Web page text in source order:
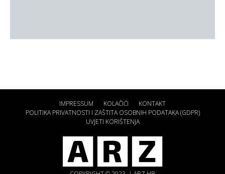
IMPRESSUM KOLAČIĆI
KONTAKT
POLITIKA PRIVATNOSTI I ZAŠTITA OSOBNIH PODATAKA (GDPR)
UVJETI KORIŠTENJA